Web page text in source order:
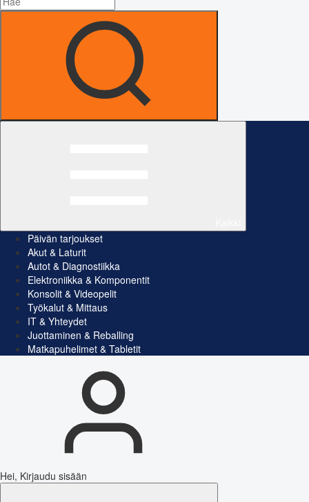
Päivän tarjoukset
Akut & Laturit
Autot & Diagnostiikka
Elektroniikka & Komponentit
Konsolit & Videopelit
Työkalut & Mittaus
IT & Yhteydet
Juottaminen & Reballing
Matkapuhelimet & Tabletit
Hei, Kirjaudu sisään